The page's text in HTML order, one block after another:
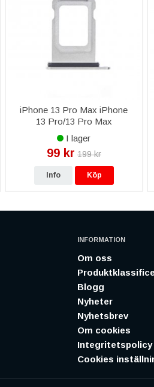
iPhone 13 Pro Max iPhone
13 Pro/13 Pro Max
Simkortshållare - Silver
I lager
99 kr 199 kr
Info Köp
INFORMATION
Om oss
Blogg
Nyheter
Nyhetsbrev
Om cookies
Integritetspolicy
Cookies